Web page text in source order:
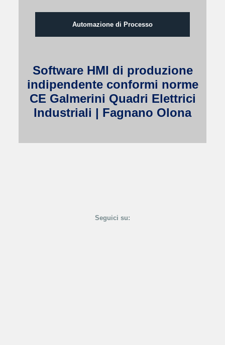
Automazione di Processo
Software HMI di produzione
indipendente conformi norme
CE Galmerini Quadri Elettrici
Industriali | Fagnano Olona
Seguici su: